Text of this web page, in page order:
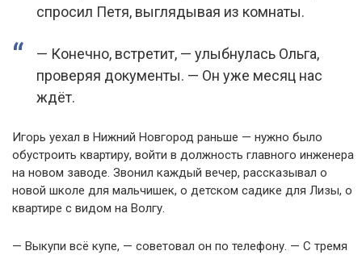
спросил Петя, выглядывая из комнаты.
— Конечно, встретит, — улыбнулась Ольга,
проверяя документы. — Он уже месяц нас
ждёт.
Игорь уехал в Нижний Новгород раньше — нужно было
обустроить квартиру, войти в должность главного инженера
на новом заводе. Звонил каждый вечер, рассказывал о
новой школе для мальчишек, о детском садике для Лизы, о
квартире с видом на Волгу.
— Выкупи всё купе, — советовал он по телефону. — С тремя